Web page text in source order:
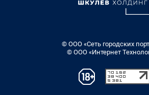
© ООО «Сеть городских
© ООО «Интернет